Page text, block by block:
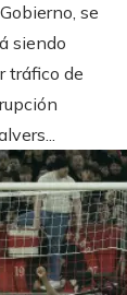
se
siendo
tráfico de